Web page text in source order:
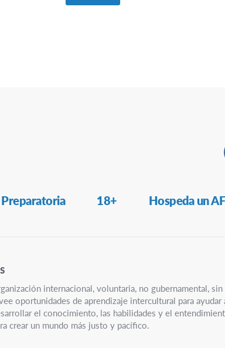
Preparatoria 18+ Hospeda un
internacional, voluntaria, no gubernamental,
oportunidades de aprendizaje intercultural para ayudar
el conocimiento, las habilidades y el
crear un mundo más justo y pacífico.